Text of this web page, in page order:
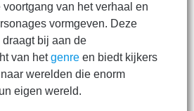
van het verhaal en
vormgeven. Deze
bij aan de
van hetgenre en biedt kijkers
werelden die enorm
eigen wereld.